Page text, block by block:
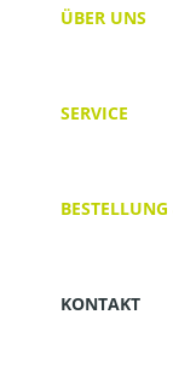
ÜBER UNS
SERVICE
KONTAKT